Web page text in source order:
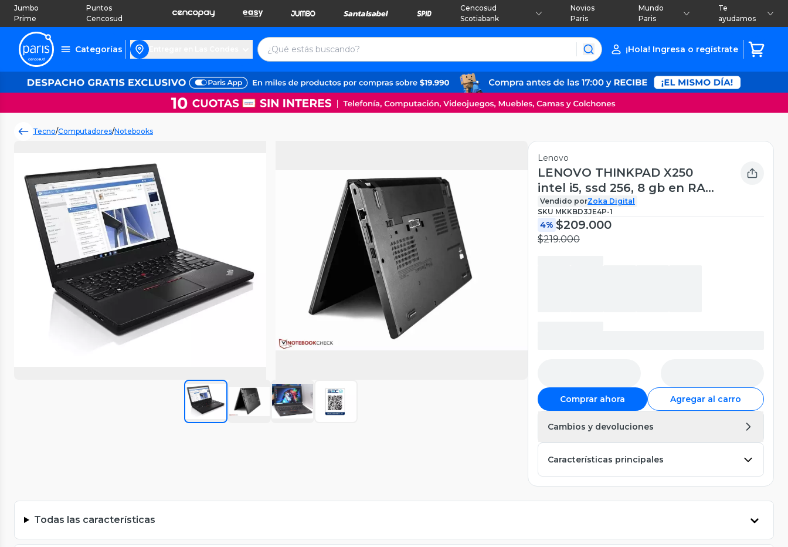
Jumbo
Prime
Puntos
Cencosud
Cencosud
Scotiabank
Novios
Paris
Mundo
Paris
Te
ayudamos
Categorías ¡Hola! Ingresa o regístrate
Tecno/Computadores/Notebooks
Lenovo
LENOVO THINKPAD X250
intel i5, ssd 256, 8 gb en RAM ,
Reacondicionado
Vendido porZoka Digital
SKU MKKBD3JE4P-1
4% $209.000
$219.000
Comprar ahora Agregar al carro
Cambios y devoluciones
Características principales
Todas las características